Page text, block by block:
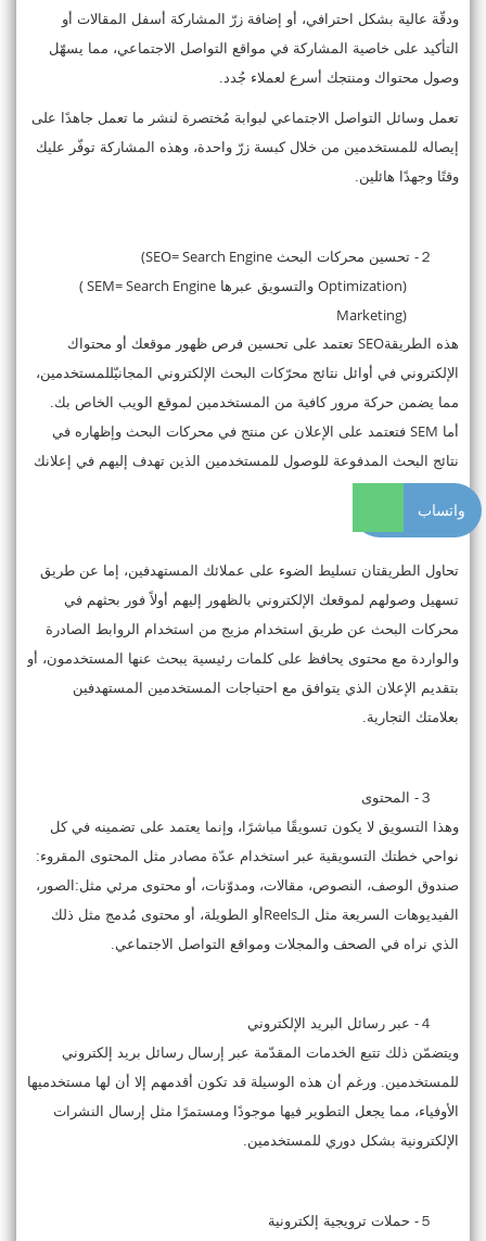
ودقّة عالية بشكل احترافي، أو إضافة زرّ المشاركة أسفل المقالات أو
التأكيد على خاصية المشاركة في مواقع التواصل الاجتماعي، مما يسهّل
وصول محتواك ومنتجك أسرع لعملاء جُدد.
تعمل وسائل التواصل الاجتماعي لبوابة مُختصرة لنشر ما تعمل جاهدًا على
إيصاله للمستخدمين من خلال كبسة زرّ واحدة، وهذه المشاركة توفّر عليك
وقتًا وجهدًا هائلين.
２- تحسين محركات البحث (SEO= Search Engine
Optimization) والتسويق عبرها ( SEM= Search Engine
Marketing)
هذه الطريقةSEO تعتمد على تحسين فرص ظهور موقعك أو محتواك
الإلكتروني في أوائل نتائج محرّكات البحث الإلكتروني المجانيّللمستخدمين،
مما يضمن حركة مرور كافية من المستخدمين لموقع الويب الخاص بك.
أما SEM فتعتمد على الإعلان عن منتج في محركات البحث وإظهاره في
نتائج البحث المدفوعة للوصول للمستخدمين الذين تهدف إليهم في إعلانك
تحاول الطريقتان تسليط الضوء على عملائك المستهدفين، إما عن طريق
تسهيل وصولهم لموقعك الإلكتروني بالظهور إليهم أولاً فور بحثهم في
محركات البحث عن طريق استخدام مزيج من استخدام الروابط الصادرة
والواردة مع محتوى يحافظ على كلمات رئيسية يبحث عنها المستخدمون، أو
بتقديم الإعلان الذي يتوافق مع احتياجات المستخدمين المستهدفين
بعلامتك التجارية.
３-
المحتوى
وهذا التسويق لا يكون تسويقًا مباشرًا، وإنما يعتمد على تضمينه في كل
نواحي خطتك التسويقية عبر استخدام عدّة مصادر مثل المحتوى المقروء:
صندوق الوصف، النصوص، مقالات، ومدوّنات، أو محتوى مرئي مثل:الصور،
الفيديوهات السريعة مثل الـReels أو الطويلة، أو محتوى مُدمج مثل ذلك
الذي نراه في الصحف والمجلات ومواقع التواصل الاجتماعي.
４-
عبر رسائل البريد الإلكتروني
ويتضمّن ذلك تتبع الخدمات المقدّمة عبر إرسال رسائل بريد إلكتروني
للمستخدمين. ورغم أن هذه الوسيلة قد تكون أقدمهم إلا أن لها مستخدميها
الأوفياء، مما يجعل التطوير فيها موجودًا ومستمرًا مثل إرسال النشرات
الإلكترونية بشكل دوري للمستخدمين.
５-
حملات ترويجية إلكترونية
واتساب